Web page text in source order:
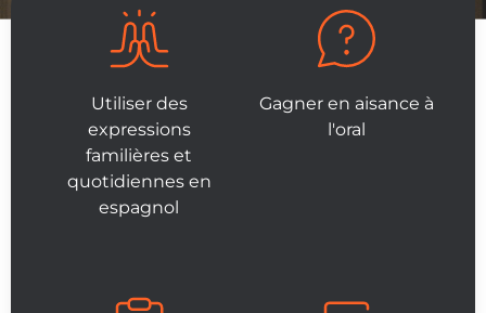
Utiliser des
expressions
familières et
quotidiennes en
espagnol
Gagner en aisance à
l'oral